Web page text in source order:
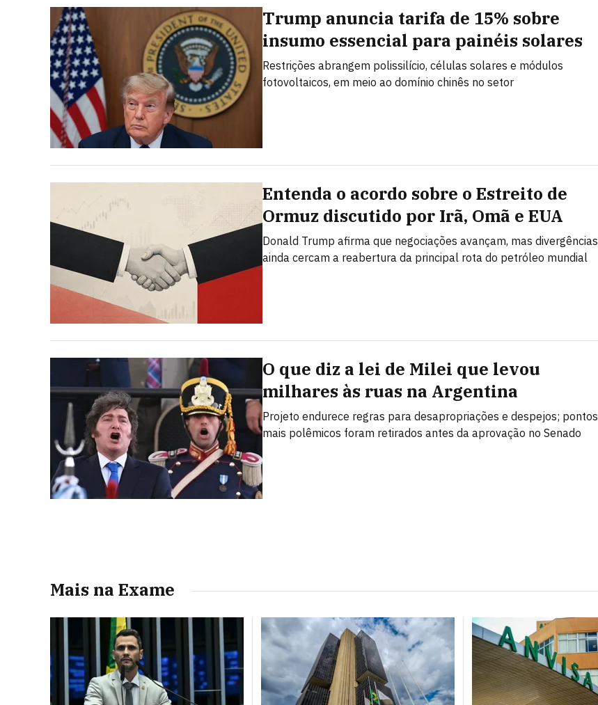
Trump anuncia tarifa de 15% sobre
insumo essencial para painéis solares
Restrições abrangem polissilício, células solares e módulos
fotovoltaicos, em meio ao domínio chinês no setor
Entenda o acordo sobre o Estreito de
Ormuz discutido por Irã, Omã e EUA
Donald Trump afirma que negociações avançam, mas divergências
ainda cercam a reabertura da principal rota do petróleo mundial
O que diz a lei de Milei que levou
milhares às ruas na Argentina
Projeto endurece regras para desapropriações e despejos; pontos
mais polêmicos foram retirados antes da aprovação no Senado
Mais na Exame